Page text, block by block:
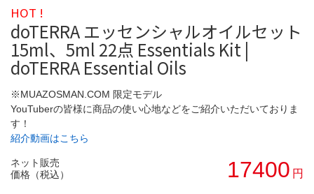
HOT !
doTERRA エッセンシャルオイルセット
15ml、5ml 22点 Essentials Kit |
doTERRA Essential Oils
※MUAZOSMAN.COM 限定モデル
YouTuberの皆様に商品の使い心地などをご紹介いただいておりま
す！
紹介動画はこちら
ネット販売
価格（税込）
17400 円